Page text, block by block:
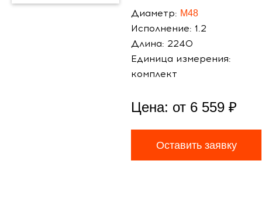
Диаметр: М48
Исполнение: 1.2
Длина: 2240
Единица измерения:
комплект
Цена: от 6 559 ₽
Оставить заявку